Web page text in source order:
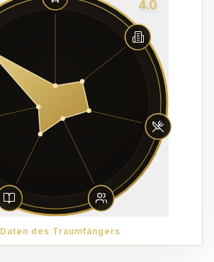
4.0
Daten des Traumfängers